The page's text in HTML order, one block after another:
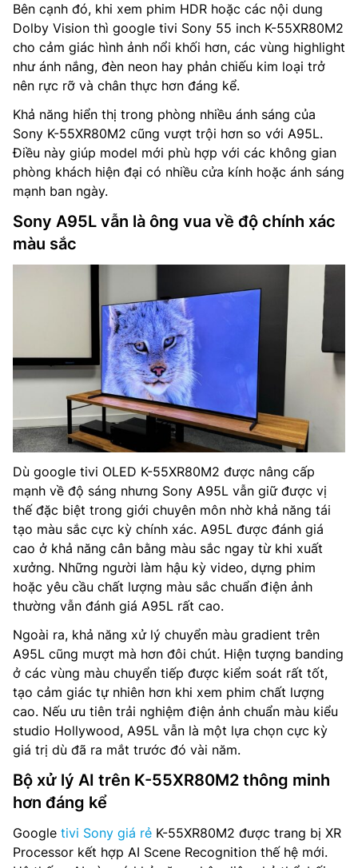
Bên cạnh đó, khi xem phim HDR hoặc các nội dung
Dolby Vision thì google tivi Sony 55 inch K-55XR80M2
cho cảm giác hình ảnh nổi khối hơn, các vùng highlight
như ánh nắng, đèn neon hay phản chiếu kim loại trở
nên rực rỡ và chân thực hơn đáng kể.
Khả năng hiển thị trong phòng nhiều ánh sáng của
Sony K-55XR80M2 cũng vượt trội hơn so với A95L.
Điều này giúp model mới phù hợp với các không gian
phòng khách hiện đại có nhiều cửa kính hoặc ánh sáng
mạnh ban ngày.
Sony A95L vẫn là ông vua về độ chính xác
màu sắc
Dù google tivi OLED K-55XR80M2 được nâng cấp
mạnh về độ sáng nhưng Sony A95L vẫn giữ được vị
thế đặc biệt trong giới chuyên môn nhờ khả năng tái
tạo màu sắc cực kỳ chính xác. A95L được đánh giá
cao ở khả năng cân bằng màu sắc ngay từ khi xuất
xưởng. Những người làm hậu kỳ video, dựng phim
hoặc yêu cầu chất lượng màu sắc chuẩn điện ảnh
thường vẫn đánh giá A95L rất cao.
Ngoài ra, khả năng xử lý chuyển màu gradient trên
A95L cũng mượt mà hơn đôi chút. Hiện tượng banding
ở các vùng màu chuyển tiếp được kiểm soát rất tốt,
tạo cảm giác tự nhiên hơn khi xem phim chất lượng
cao. Nếu ưu tiên trải nghiệm điện ảnh chuẩn màu kiểu
studio Hollywood, A95L vẫn là một lựa chọn cực kỳ
giá trị dù đã ra mắt trước đó vài năm.
Bộ xử lý AI trên K-55XR80M2 thông minh
hơn đáng kể
Google tivi Sony giá rẻ K-55XR80M2 được trang bị XR
Processor kết hợp AI Scene Recognition thế hệ mới.